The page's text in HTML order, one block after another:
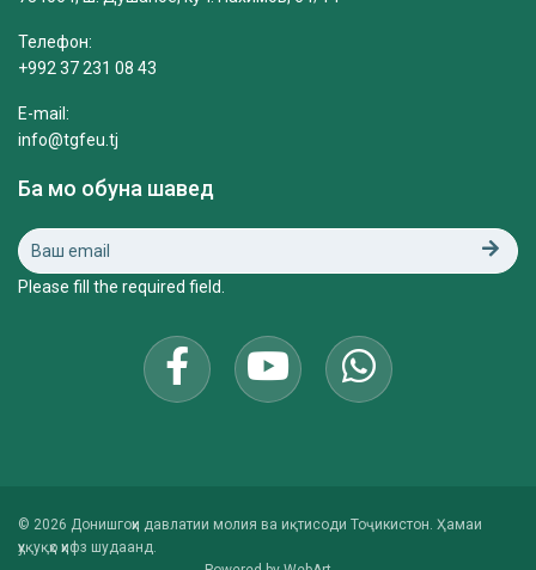
Телефон:
+992 37 231 08 43
E-mail:
info@tgfeu.tj
Ба мо обуна шавед
Please fill the required field.
© 2026 Донишгоҳи давлатии молия ва иқтисоди Тоҷикистон. Ҳамаи
ҳуқуқҳо ҳифз шудаанд.